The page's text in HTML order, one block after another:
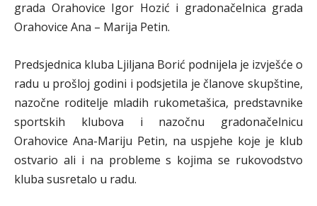
grada Orahovice Igor Hozić i gradonačelnica grada
Orahovice Ana – Marija Petin.
Predsjednica kluba Ljiljana Borić podnijela je izvješće o
radu u prošloj godini i podsjetila je članove skupštine,
nazočne roditelje mladih rukometašica, predstavnike
sportskih klubova i nazočnu gradonačelnicu
Orahovice Ana-Mariju Petin, na uspjehe koje je klub
ostvario ali i na probleme s kojima se rukovodstvo
kluba susretalo u radu.